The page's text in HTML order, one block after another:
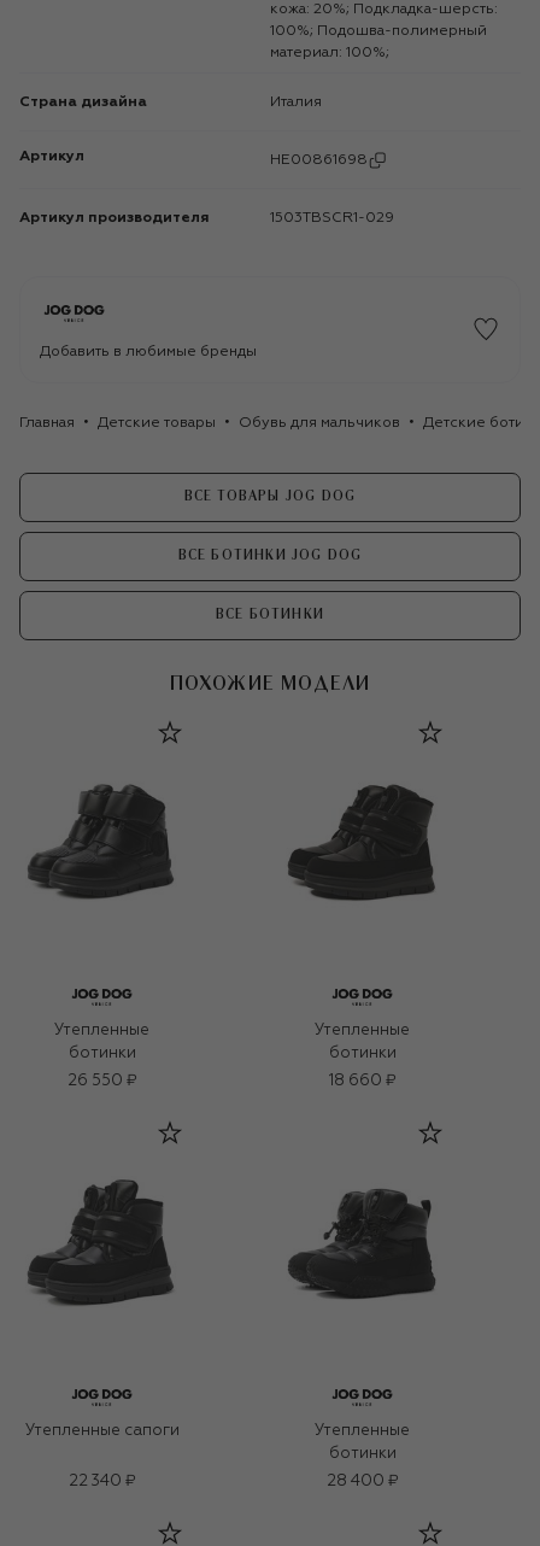
кожа: 20%; Подкладка-шерсть:
100%; Подошва-полимерный
материал: 100%;
Страна дизайна Италия
Артикул HE00861698
Артикул производителя 1503TBSCR1-029
Добавить в любимые бренды
Главная Детские товары Обувь для мальчиков Детские
ВСЕ ТОВАРЫ JOG DOG
ВСЕ БОТИНКИ JOG DOG
ВСЕ БОТИНКИ
ПОХОЖИЕ МОДЕЛИ
Утепленные
ботинки
26 550 ₽
Утепленные
ботинки
18 660 ₽
Утепленные сапоги
22 340 ₽
Утепленные
ботинки
28 400 ₽